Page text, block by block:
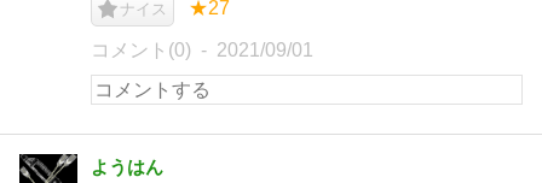
ナイス ★27
コメント(0) 2021/09/01
ようはん